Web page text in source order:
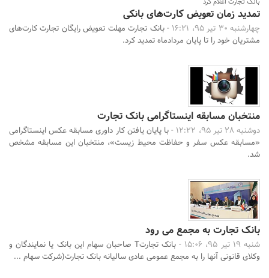
تمدید زمان تعویض کارت‌های بانکی
چهارشنبه 30 تیر 95، 16:21 -
بانک تجارت مهلت تعویض رایگان تجارت کارت‌های
مشتریان خود را تا پایان مردادماه تمدید کرد.
منتخبان مسابقه اینستاگرامی بانک تجارت
دوشنبه 28 تیر 95، 12:22 -
با پایان یافتن کار داوری مسابقه عکس اینستاگرامی
«مسابقه عکس سفر و حفاظت محیط زیست»، منتخبان این مسابقه مشخص
شد.
بانک تجارت به مجمع می رود
شنبه 19 تیر 95، 15:06 -
بانک تجارتT صاحبان سهام این بانک یا نمایندگان و
وکلای قانونی آنها را به مجمع عمومی عادی سالیانه بانک تجارت(شرکت سهام ...